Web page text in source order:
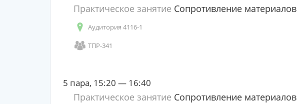
Практическое занятие Сопротивление материалов
Аудитория 4116-1
ТПР-341
5 пара, 15:20 — 16:40
Практическое занятие Сопротивление материалов